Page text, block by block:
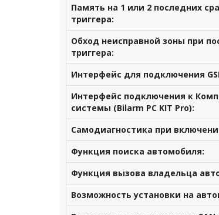
Память на 1 или 2 последних
триггера:
Обход неисправной зоны при
триггера:
Интерфейс для подключения
Интерфейс подключения к
системы (Bilarm PC KIT Pro):
Самодиагностика при
Функция поиска автомобиля:
Функция вызова владельца
Возможность установки на